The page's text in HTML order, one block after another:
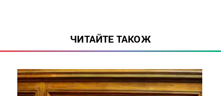
ЧИТАЙТЕ ТАКОЖ